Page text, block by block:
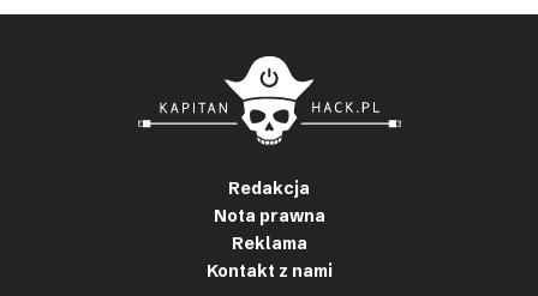
Redakcja
Nota prawna
Reklama
Kontakt z nami